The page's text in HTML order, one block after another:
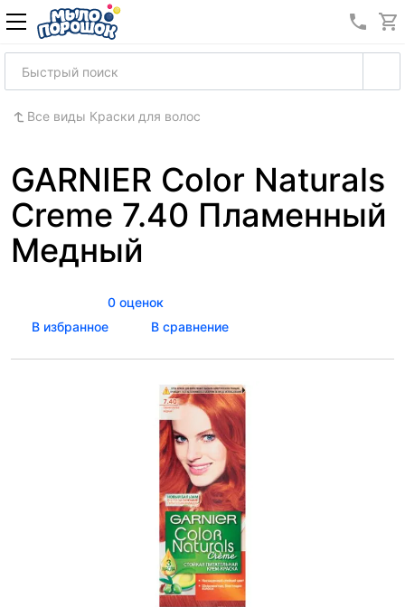
8
Все виды Краски для волос
GARNIER Color Naturals
Creme 7.40 Пламенный
Медный
0 оценок
В избранное
В сравнение